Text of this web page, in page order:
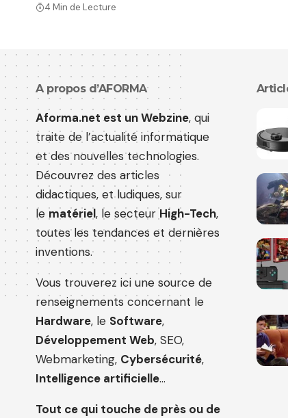
4 Min de Lecture
A propos d’AFORMA
Aforma.net est un Webzine, qui
traite de l’actualité informatique
et des nouvelles technologies.
Découvrez des articles
didactiques, et ludiques, sur
le matériel, le secteurHigh-Tech,
toutes les tendances et dernières
inventions.
Vous trouverez ici une source de
renseignements concernant le
Hardware, le Software,
Développement Web, SEO,
Webmarketing, Cybersécurité,
Intelligence artificielle…
Tout ce qui touche de près ou de